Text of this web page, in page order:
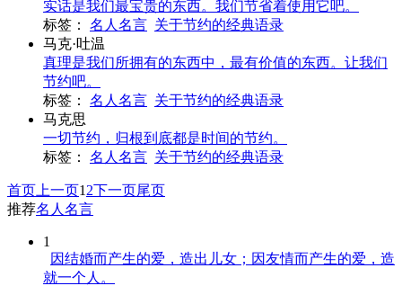
实话是我们最宝贵的东西。我们节省着使用它吧。
标签：
名人名言 关于节约的经典语录
马克·吐温
真理是我们所拥有的东西中，最有价值的东西。让我们
节约吧。
标签：
名人名言 关于节约的经典语录
马克思
一切节约，归根到底都是时间的节约。
标签：
名人名言 关于节约的经典语录
首页 上一页1 2下一页尾页
推荐名人名言
1
因结婚而产生的爱，造出儿女；因友情而产生的爱，造
就一个人。